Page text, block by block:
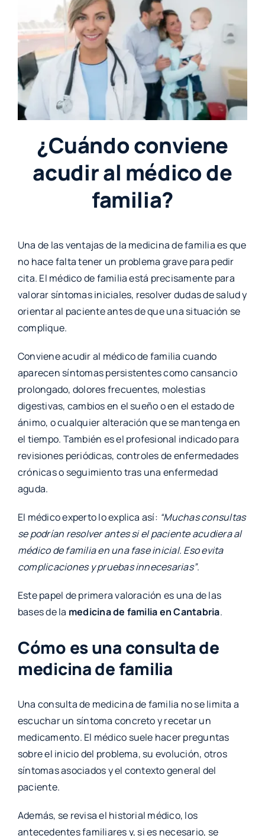
¿Cuándo conviene
acudir al médico de
familia?
Una de las ventajas de la medicina de familia es que
no hace falta tener un problema grave para pedir
cita. El médico de familia está precisamente para
valorar síntomas iniciales, resolver dudas de salud y
orientar al paciente antes de que una situación se
complique.
Conviene acudir al médico de familia cuando
aparecen síntomas persistentes como cansancio
prolongado, dolores frecuentes, molestias
digestivas, cambios en el sueño o en el estado de
ánimo, o cualquier alteración que se mantenga en
el tiempo. También es el profesional indicado para
revisiones periódicas, controles de enfermedades
crónicas o seguimiento tras una enfermedad
aguda.
El médico experto lo explica así: “Muchas consultas
se podrían resolver antes si el paciente acudiera al
médico de familia en una fase inicial. Eso evita
complicaciones y pruebas innecesarias”.
Este papel de primera valoración es una de las
bases de la medicina de familia en Cantabria.
Cómo es una consulta de
medicina de familia
Una consulta de medicina de familia no se limita a
escuchar un síntoma concreto y recetar un
medicamento. El médico suele hacer preguntas
sobre el inicio del problema, su evolución, otros
síntomas asociados y el contexto general del
paciente.
Además, se revisa el historial médico, los
antecedentes familiares y, si es necesario, se